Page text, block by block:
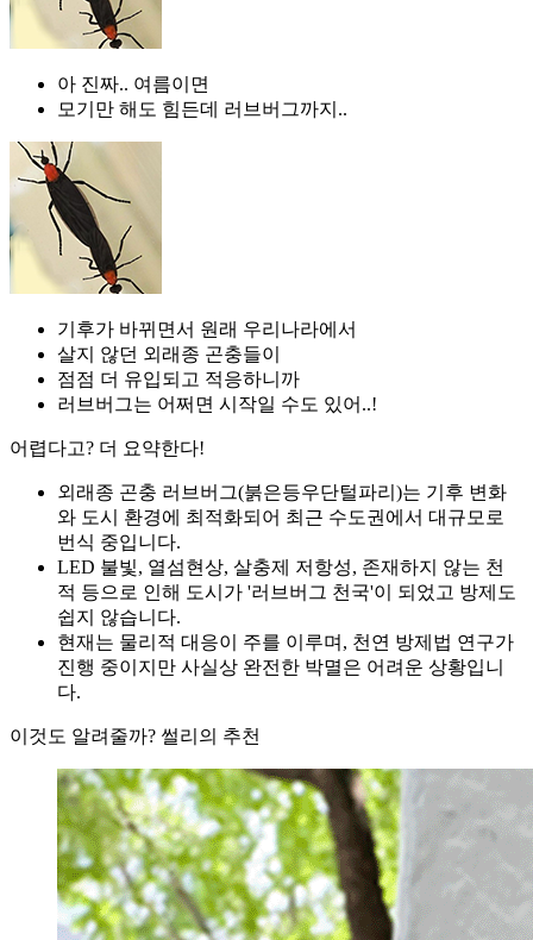
아 진짜.. 여름이면
모기만 해도 힘든데 러브버그까지..
기후가 바뀌면서 원래 우리나라에서
살지 않던 외래종 곤충들이
점점 더 유입되고 적응하니까
러브버그는 어쩌면 시작일 수도 있어..!
어렵다고? 더 요약한다!
외래종 곤충 러브버그(붉은등우단털파리)는 기후 변화
와 도시 환경에 최적화되어 최근 수도권에서 대규모로
번식 중입니다.
LED 불빛, 열섬현상, 살충제 저항성, 존재하지 않는 천
적 등으로 인해 도시가 '러브버그 천국'이 되었고 방제도
쉽지 않습니다.
현재는 물리적 대응이 주를 이루며, 천연 방제법 연구가
진행 중이지만 사실상 완전한 박멸은 어려운 상황입니
다.
이것도 알려줄까? 썰리의 추천